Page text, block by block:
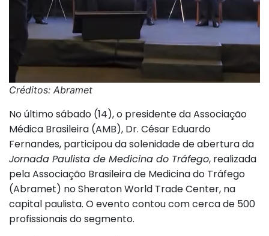
Créditos: Abramet
No último sábado (14), o presidente da Associação
Médica Brasileira (AMB), Dr. César Eduardo
Fernandes, participou da solenidade de abertura da
Jornada Paulista de Medicina do Tráfego, realizada
pela Associação Brasileira de Medicina do Tráfego
(Abramet) no Sheraton World Trade Center, na
capital paulista. O evento contou com cerca de 500
profissionais do segmento.